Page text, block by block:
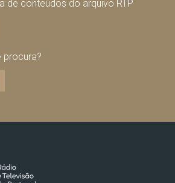
de conteúdos do arquivo RTP
procura?